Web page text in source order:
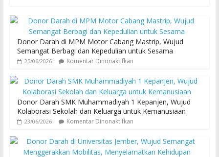
Donor Darah di MPM Motor Cabang Mastrip, Wujud
Semangat Berbagi dan Kepedulian untuk Sesama
25/06/2026 Komentar Dinonaktifkan
Donor Darah SMK Muhammadiyah 1 Kepanjen, Wujud
Kolaborasi Sekolah dan Keluarga untuk Kemanusiaan
23/06/2026 Komentar Dinonaktifkan